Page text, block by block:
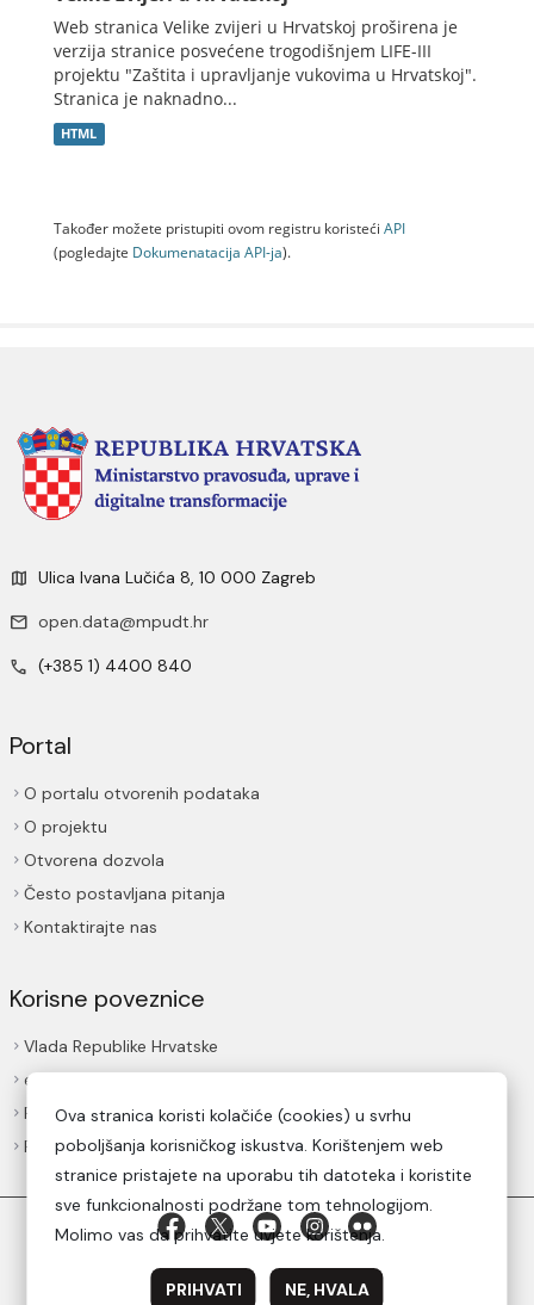
Web stranica Velike zvijeri u Hrvatskoj proširena je
verzija stranice posvećene trogodišnjem LIFE-III
projektu "Zaštita i upravljanje vukovima u Hrvatskoj".
Stranica je naknadno...
HTML
Također možete pristupiti ovom registru koristeći API
(pogledajte Dokumenаtаcijа API-jа).